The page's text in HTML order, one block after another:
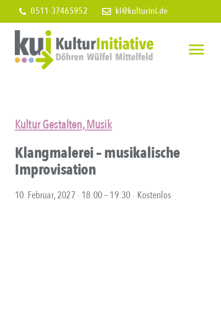
to
0511-37465952 ki@kulturini.de
Kultur Gestalten,Musik
Klangmalerei – musikalische
Improvisation
10. Februar, 2027 ∙ 18:00–19:30 ∙ Kostenlos